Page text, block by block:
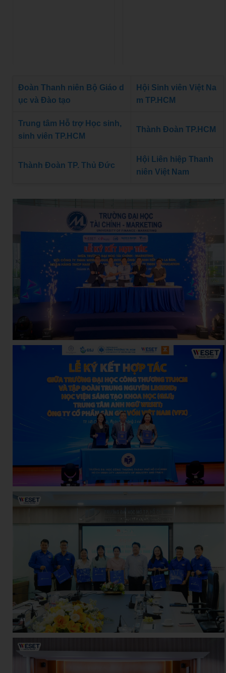
Đoàn Thanh niên Bộ Giáo d
ục và Đào tạo
Hội Sinh viên Việt Na
m TP.HCM
Trung tâm Hỗ trợ Học sinh,
sinh viên TP.HCM
Thành Đoàn TP.HCM
Thành Đoàn TP. Thủ Đức
Hội Liên hiệp Thanh
niên Việt Nam